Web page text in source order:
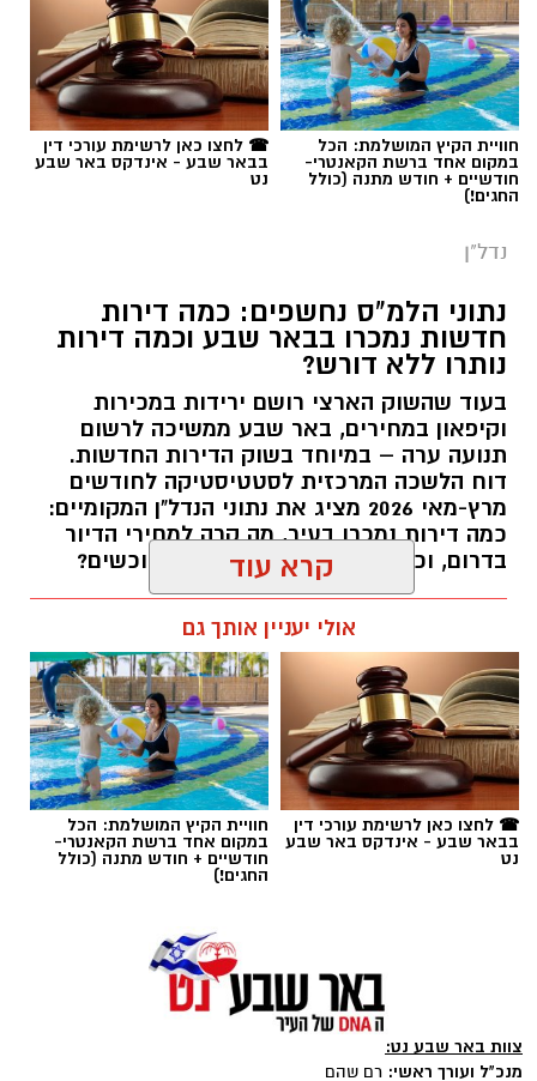
חוויית הקיץ המושלמת: הכל
במקום אחד ברשת הקאנטרי-
חודשיים + חודש מתנה (כולל
החגים!)
☎ לחצו כאן לרשימת עורכי דין
בבאר שבע - אינדקס באר שבע
נט
נדל"ן
נתוני הלמ"ס נחשפים: כמה דירות
חדשות נמכרו בבאר שבע וכמה דירות
נותרו ללא דורש?
בעוד שהשוק הארצי רושם ירידות במכירות
וקיפאון במחירים, באר שבע ממשיכה לרשום
תנועה ערה – במיוחד בשוק הדירות החדשות.
דוח הלשכה המרכזית לסטטיסטיקה לחודשים
מרץ-מאי 2026 מציג את נתוני הנדל"ן המקומיים:
כמה דירות נמכרו בעיר, מה קרה למחירי הדיור
בדרום, וכמה דירות ממתינות עדיין לרוכשים?
תגים:באר שבע, דירות
קרא עוד
אולי יעניין אותך גם
☎ לחצו כאן לרשימת עורכי דין
בבאר שבע - אינדקס באר שבע
נט
חוויית הקיץ המושלמת: הכל
במקום אחד ברשת הקאנטרי-
חודשיים + חודש מתנה (כולל
החגים!)
צוות באר שבע נט:
מנכ"ל ועורך ראשי: רם שהם